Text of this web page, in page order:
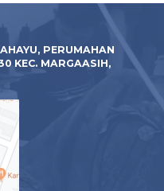
PERUMAHAN
KEC. MARGAASIH,